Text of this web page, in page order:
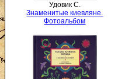
Удовик С.
Знаменитые киевляне.
Фотоальбом